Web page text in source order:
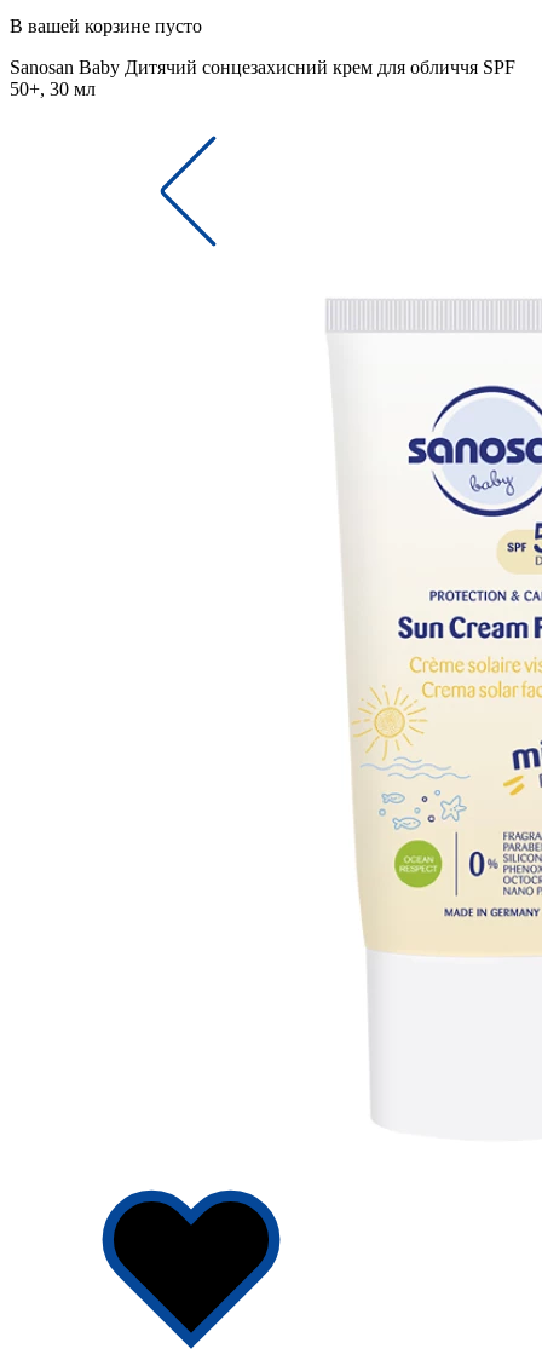
В вашей корзине пусто
Sanosan Baby Дитячий сонцезахисний крем для обличчя SPF
50+, 30 мл